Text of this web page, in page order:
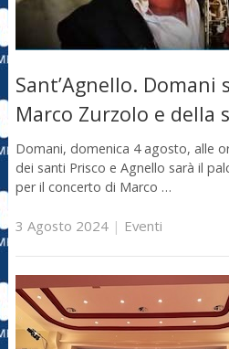
Sant’Agnello. Domani
Marco Zurzolo e della
Domani, domenica 4 agosto, alle
dei santi Prisco e Agnello sarà il
per il concerto di Marco …
3 Agosto 2024| Eventi